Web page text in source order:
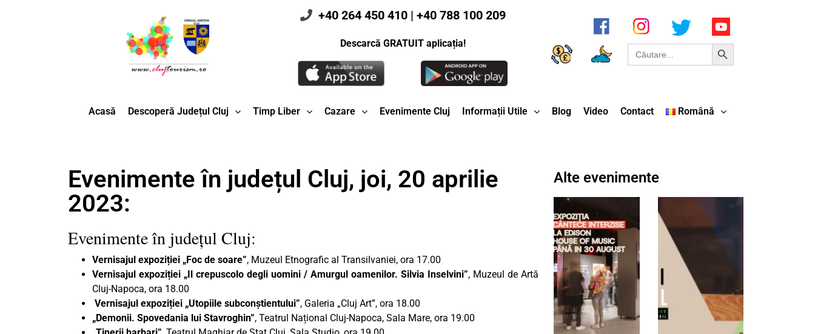
+40 264 450 410 | +40 788 100 209
Descarcă GRATUIT aplicația! Search
for:
Search Button
Acasă Descoperă Județul Cluj Timp Liber Cazare Evenimente Cluj Informații Utile Blog Video Contact Română
Evenimente în județul Cluj, joi, 20 aprilie
2023:
Evenimente în județul Cluj:
Vernisajul expoziției „Foc de soare”, Muzeul Etnografic al Transilvaniei, ora 17.00
Vernisajul expoziției „Il crepuscolo degli uomini / Amurgul oamenilor. Silvia Inselvini”, Muzeul de Artă
Cluj-Napoca, ora 18.00
Vernisajul expoziției „Utopiile subconștientului”, Galeria „Cluj Art”, ora 18.00
„Demonii. Spovedania lui Stavroghin”, Teatrul Național Cluj-Napoca, Sala Mare, ora 19.00
Alte evenimente